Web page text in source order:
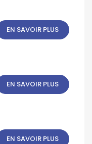
EN SAVOIR PLUS
EN SAVOIR PLUS
EN SAVOIR PLUS